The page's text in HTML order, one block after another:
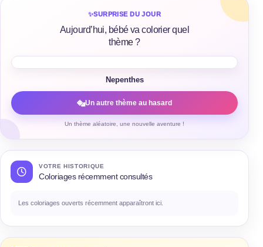
✨SURPRISE DU JOUR
Aujourd’hui, bébé va colorier quel
thème ?
Nepenthes
Un autre thème au hasard
Un thème aléatoire, une nouvelle aventure !
VOTRE HISTORIQUE
Coloriages récemment consultés
Les coloriages ouverts récemment apparaîtront ici.